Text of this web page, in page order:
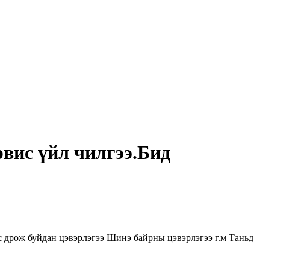
үйл чилгээ.Бид
буйдан цэвэрлэгээ Шинэ байрны цэвэрлэгээ г.м Таньд